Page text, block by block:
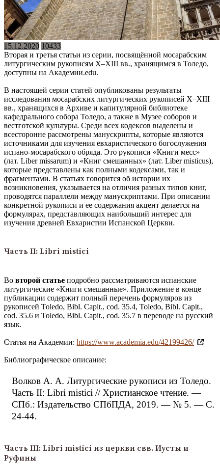
15.12.2020 10433
Вторая и третья статьи из серии, посвящённой мосарабским
литургическим рукописям X–XIII вв., хранящимся в Толедо,
доступны на Академии.edu.
В настоящей серии статей опубликованы результаты
исследования мосарабских литургических рукописей X–XIII
вв., хранящихся в Архиве и капитулярной библиотеке
кафедрального собора Толедо, а также в Музее соборов и
вестготской культуры. Среди всех кодексов выделены и
всесторонне рассмотрены манускрипты, которые являются
источниками для изучения евхаристического богослужения
испано-мосарабского обряда. Это рукописи «Книги месс»
(лат. Liber missarum) и «Книг смешанных» (лат. Liber misticus),
которые представлены как полными кодексами, так и
фрагментами. В статьях говорится об истории их
возникновения, указывается на отличия разных типов книг,
проводятся параллели между манускриптами. При описании
конкретной рукописи и ее содержания акцент делается на
формулярах, представляющих наибольший интерес для
изучения древней Евхаристии Испанской Церкви.
Часть II: Libri mistici
Во второй статье подробно рассматриваются испанские
литургические «Книги смешанные». Приложение в конце
публикации содержит полный перечень формуляров из
рукописей Toledo, Bibl. Capit., cod. 35.4, Toledo, Bibl. Capit.,
cod. 35.6 и Toledo, Bibl. Capit., cod. 35.7 в переводе на русский
язык.
Статья на Академии: https://www.academia.edu/42199426/
Библиографическое описание:
Волков А. А. Литургические рукописи из Толедо.
Часть II: Libri mistici // Христианское чтение. —
СПб.: Издательство СПбПДА, 2019. — № 5. — С.
24-44.
Часть III: Libri mistici из церкви свв. Иусты и
Руфины